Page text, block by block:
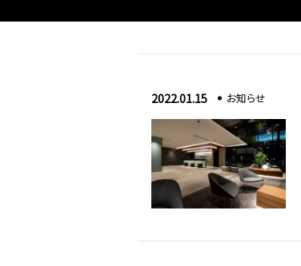
2022.01.15 お知らせ